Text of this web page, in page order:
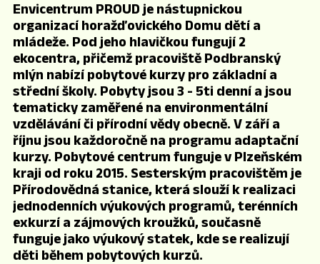
Envicentrum PROUD je nástupnickou
organizací horažďovického Domu dětí a
mládeže. Pod jeho hlavičkou fungují 2
ekocentra, přičemž pracoviště Podbranský
mlýn nabízí pobytové kurzy pro základní a
střední školy. Pobyty jsou 3 - 5ti denní a jsou
tematicky zaměřené na environmentální
vzdělávání či přírodní vědy obecně. V září a
říjnu jsou každoročně na programu adaptační
kurzy. Pobytové centrum funguje v Plzeňském
kraji od roku 2015. Sesterským pracovištěm je
Přírodovědná stanice, která slouží k realizaci
jednodenních výukových programů, terénních
exkurzí a zájmových kroužků, současně
funguje jako výukový statek, kde se realizují
děti během pobytových kurzů.